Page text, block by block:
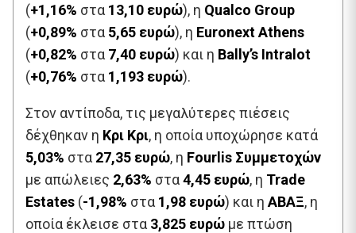
(+1,16% στα 13,10 ευρώ), η Qualco Group
(+0,89% στα 5,65 ευρώ), η Euronext Athens
(+0,82% στα 7,40 ευρώ) και η Bally’s Intralot
(+0,76% στα 1,193 ευρώ).
Στον αντίποδα, τις μεγαλύτερες πιέσεις
δέχθηκαν η Κρι Κρι, η οποία υποχώρησε κατά
5,03% στα 27,35 ευρώ, η Fourlis Συμμετοχών
με απώλειες 2,63% στα4,45 ευρώ, η Trade
Estates (-1,98% στα 1,98 ευρώ) και η ΑΒΑΞ, η
οποία έκλεισε στα 3,825 ευρώ με πτώση